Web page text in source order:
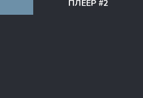
ПЛЕЕР #2